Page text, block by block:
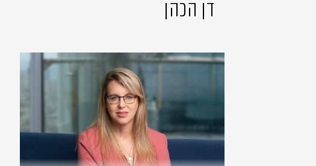
דן הכהן